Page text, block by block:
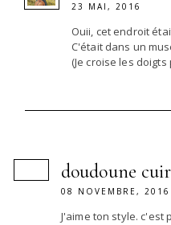
23 MAI, 2016
Ouii, cet endroit
C'était dans un
(Je croise les
doudoune
08 NOVEMBRE, 2016
J'aime ton style. c'est